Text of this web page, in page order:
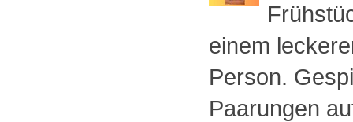
einem
Person.
Paarungen